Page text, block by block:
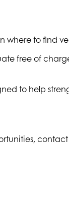
where to find
free of
to help